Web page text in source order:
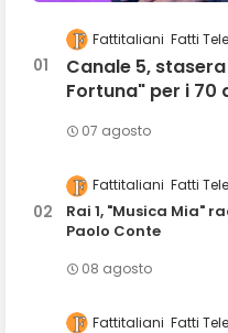
Fattitaliani Fatti
Canale 5,
Fortuna" per i 70
07 agosto
Fattitaliani Fatti
Rai 1, "Musica Mia"
Paolo Conte
08 agosto
Fattitaliani Fatti